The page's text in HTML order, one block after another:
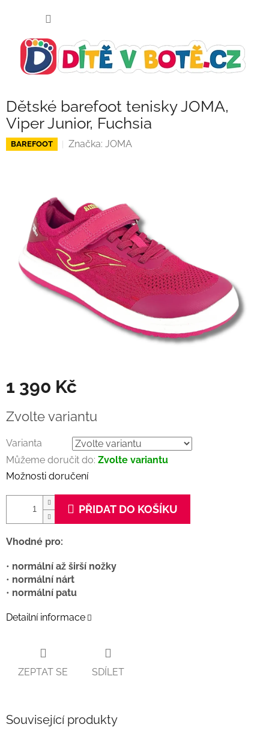
Dětské barefoot tenisky JOMA,
Viper Junior, Fuchsia
BAREFOOT Značka: JOMA
1 390 Kč
cena:
Zvolte variantu
Varianta
Můžeme doručit do: Zvolte variantu
Možnosti doručení
PŘIDAT DO KOŠÍKU
Vhodné pro:
• normální až širší nožky
• normální nárt
• normální patu
Detailní informace
ZEPTAT SE SDÍLET
Související produkty